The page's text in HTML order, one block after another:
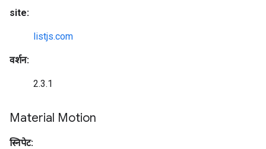
site:
listjs.com
वर्शन:
2.3.1
Material Motion
स्निपेट: